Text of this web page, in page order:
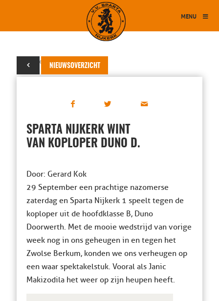
MENU
NIEUWSOVERZICHT
29 september 2018
SPARTA NIJKERK WINT
VAN KOPLOPER DUNO D.
Door: Gerard Kok
29 September een prachtige nazomerse
zaterdag en Sparta Nijkerk 1 speelt tegen de
koploper uit de hoofdklasse B, Duno
Doorwerth. Met de mooie wedstrijd van vorige
week nog in ons geheugen in en tegen het
Zwolse Berkum, konden we ons verheugen op
een waar spektakelstuk. Vooral als Janic
Makizodila het weer op zijn heupen heeft.